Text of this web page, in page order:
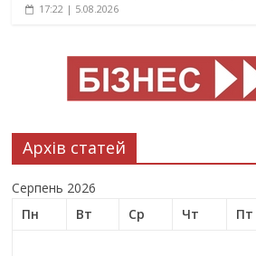
17:22 | 5.08.2026
Архів статей
Серпень 2026
Пн
Вт Ср Чт Пт